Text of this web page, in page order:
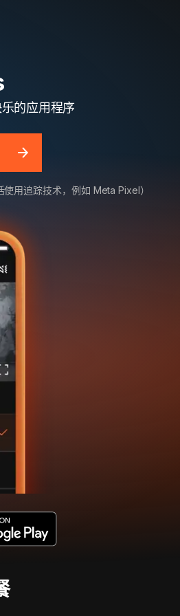
的应用程序
使用追踪技术，例如 Meta Pixel）